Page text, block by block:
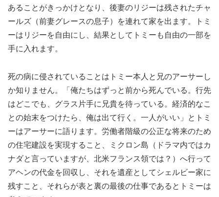
あることがきっかけとなり、後妻のリジーは残されたチャ
ールズ（前妻グレースの息子）を連れて家を出ます。トミ
ーはリジーを自由にし、結果としてトミーも自由の一部を
手に入れます。
死の病に侵されていることはトミー本人と兄のアーサーし
か知りません。「俺たちはずっと前から死んでいる。行先
はどこでも、グラス片手に兄貴を待っている。経済的なこ
との始末をつけたら、俺は出て行く。一人がいい」とトミ
ーはアーサーに語ります。労働者階級の公正な将来のため
の住宅建設を実現すること、ミクロン島（ドラマ内ではカ
ナダと言っていますが、北米フランス領では？）へ行って
アヘンの代金を回収し、それを遺産としてシェルビー家に
残すこと、それらが表と裏の最後の仕事であるとトミーは